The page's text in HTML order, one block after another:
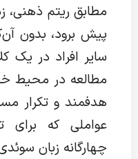
مطابق ریتم ذهنی،
پیش برود، بدون
سایر افراد در یک
مطالعه در محیط
هدفمند و تکرار
عواملی که برای
چهارگانه زبان